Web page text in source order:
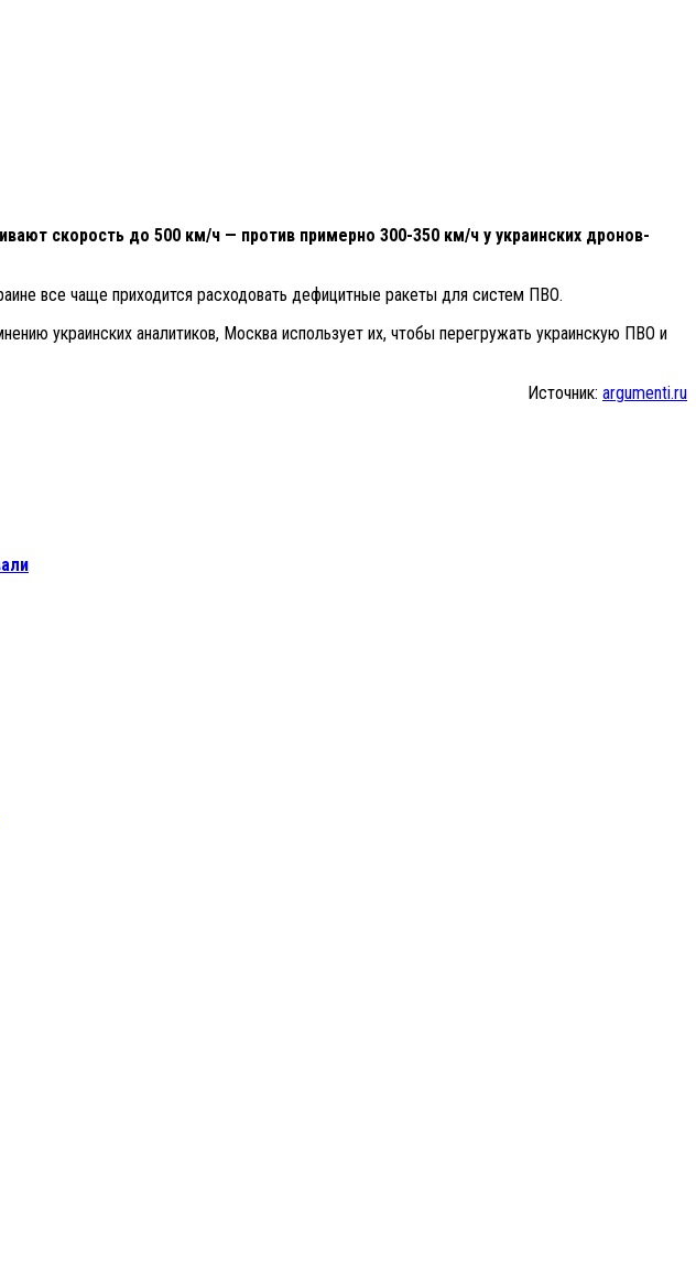
скорость до 500 км/ч — против примерно 300-350 км/ч у украинских дронов-
все чаще приходится расходовать дефицитные ракеты для систем ПВО.
украинских аналитиков, Москва использует их, чтобы перегружать украинскую ПВО и
Источник: argumenti.ru